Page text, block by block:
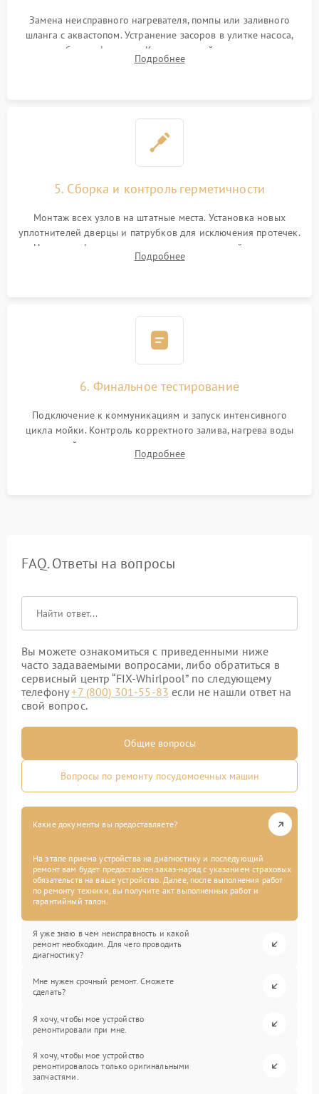
Замена неисправного нагревателя, помпы или заливного
шланга с аквастопом. Устранение засоров в улитке насоса,
патрубках и фильтрах. Компонентный ремонт платы
управления, восстановление поврежденной проводки.
Подробнее
5. Сборка и контроль герметичности
Монтаж всех узлов на штатные места. Установка новых
уплотнителей дверцы и патрубков для исключения протечек.
Надежная фиксация хомутов гидравлической системы,
сборка корпуса и установка датчика поплавка.
Подробнее
6. Финальное тестирование
Подключение к коммуникациям и запуск интенсивного
цикла мойки. Контроль корректного залива, нагрева воды
до нужной температуры, отсутствия посторонних шумов,
штатного слива и абсолютной сухости в поддоне.
Подробнее
FAQ. Ответы на вопросы
Вы можете ознакомиться с приведенными ниже
часто задаваемыми вопросами, либо обратиться в
сервисный центр “FIX-Whirlpool” по следующему
телефону+7 (800) 301-55-83 если не нашли ответ на
свой вопрос.
Общие вопросы
Вопросы по ремонту посудомоечных машин
Какие документы вы предоставляете?
На этапе приема устройства на диагностику и последующий
ремонт вам будет предоставлен заказ-наряд с указанием страховых
обязательств на ваше устройство. Далее, после выполнения работ
по ремонту техники, вы получите акт выполненных работ и
гарантийный талон.
Я уже знаю в чем неисправность и какой
ремонт необходим. Для чего проводить
диагностику?
Мне нужен срочный ремонт. Сможете
сделать?
Я хочу, чтобы мое устройство
ремонтировали при мне.
Я хочу, чтобы мое устройство
ремонтировалось только оригинальными
запчастями.